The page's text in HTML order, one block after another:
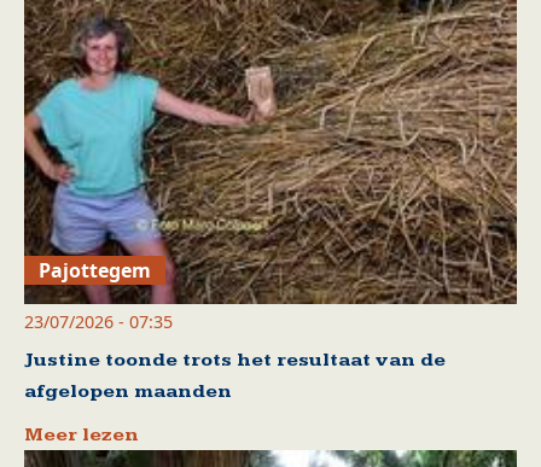
Pajottegem
23/07/2026 - 07:35
Justine toonde trots het resultaat van de
afgelopen maanden
Meer lezen